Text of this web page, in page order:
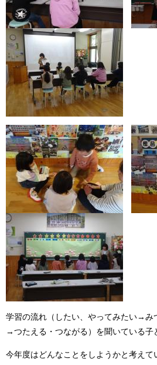
学習の流れ（したい、やってみたい→
→つたえる・つながる）を聞いている子
今年度はどんなことをしようかと考えて